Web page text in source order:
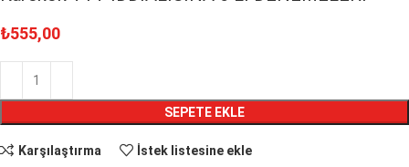
₺555,00
SEPETE EKLE
Karşılaştırma İstek listesine ekle